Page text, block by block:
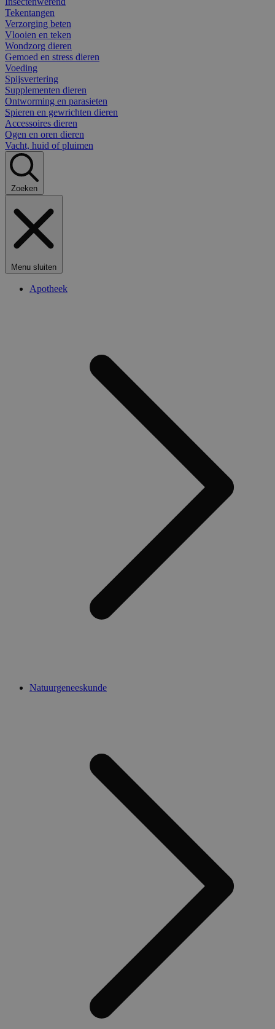
Tekentangen
Verzorging beten
Vlooien en teken
Wondzorg dieren
Gemoed en stress dieren
Voeding
Spijsvertering
Supplementen dieren
Ontworming en parasieten
Spieren en gewrichten dieren
Accessoires dieren
Ogen en oren dieren
Vacht, huid of pluimen
Zoeken
Menu sluiten
Apotheek
Natuurgeneeskunde